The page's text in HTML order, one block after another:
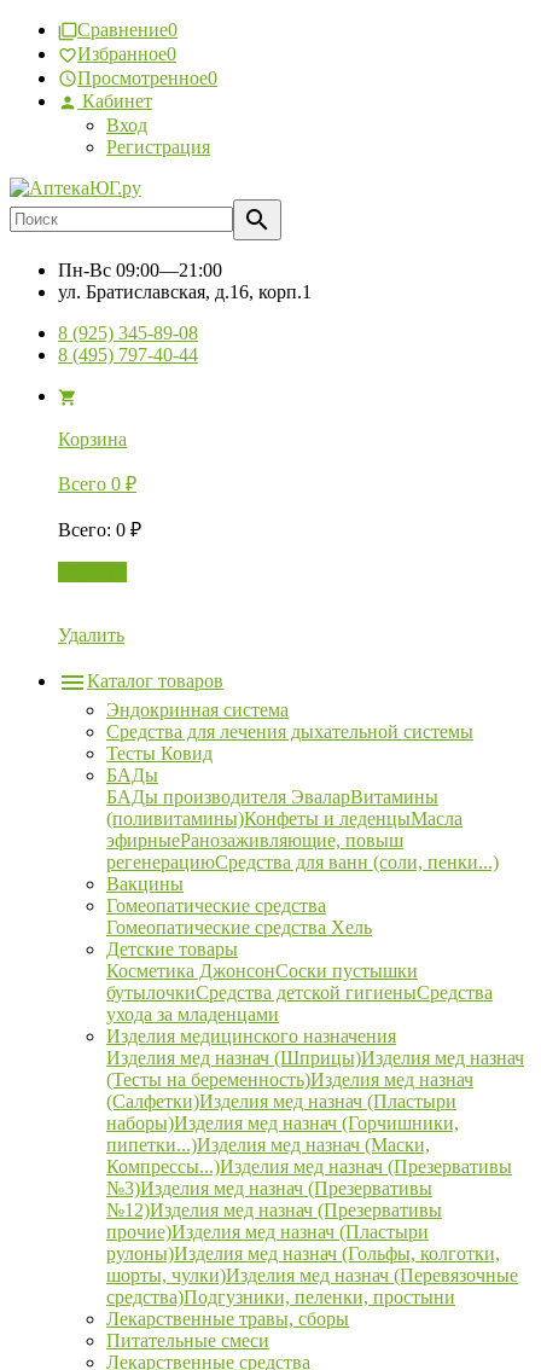
Сравнение0
Избранное0
Просмотренное0
Кабинет
Вход
Регистрация
Пн-Вс 09:00—21:00
ул. Братиславская, д.16, корп.1
8 (925) 345-89-08
8 (495) 797-40-44
Корзина
Всего 0 ₽
Всего: 0 ₽
Удалить
Каталог товаров
Эндокринная система
Средства для лечения дыхательной системы
Тесты Ковид
БАДы
БАДы производителя ЭваларВитамины
(поливитамины)Конфеты и леденцыМасла
эфирныеРанозаживляющие, повыш
регенерациюСредства для ванн (соли, пенки...)
Вакцины
Гомеопатические средства
Гомеопатические средства Хель
Детские товары
Косметика ДжонсонСоски пустышки
бутылочкиСредства детской гигиеныСредства
ухода за младенцами
Изделия медицинского назначения
Изделия мед назнач (Шприцы)Изделия мед назнач
(Тесты на беременность)Изделия мед назнач
(Салфетки)Изделия мед назнач (Пластыри
наборы)Изделия мед назнач (Горчишники,
пипетки...)Изделия мед назнач (Маски,
Компрессы...)Изделия мед назнач (Презервативы
№3)Изделия мед назнач (Презервативы
№12)Изделия мед назнач (Презервативы
прочие)Изделия мед назнач (Пластыри
рулоны)Изделия мед назнач (Гольфы, колготки,
шорты, чулки)Изделия мед назнач (Перевязочные
средства)Подгузники, пеленки, простыни
Лекарственные травы, сборы
Питательные смеси
Лекарственные средства